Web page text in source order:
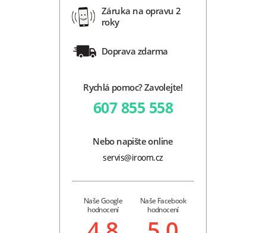
Záruka na opravu 2
roky
Doprava zdarma
Rychlá pomoc? Zavolejte!
607 855 558
Nebo napište online
servis@iroom.cz
Naše Google
hodnocení
Naše Facebook
hodnocení